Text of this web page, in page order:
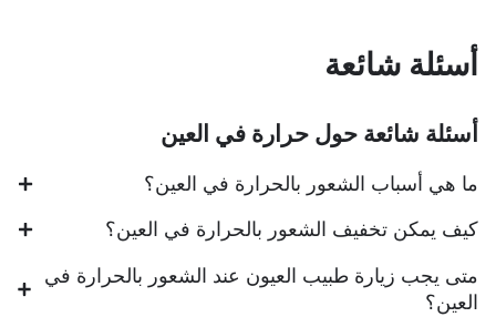
أسئلة شائعة
أسئلة شائعة حول حرارة في العين
ما هي أسباب الشعور بالحرارة في العين؟
كيف يمكن تخفيف الشعور بالحرارة في العين؟
متى يجب زيارة طبيب العيون عند الشعور بالحرارة في
العين؟